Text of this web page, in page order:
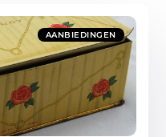
AANBIEDINGEN